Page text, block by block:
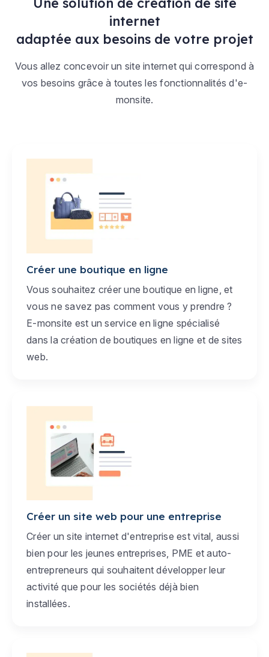
internet
adaptée aux besoins de votre projet
Vous allez concevoir un site internet qui correspond à
vos besoins grâce à toutes les fonctionnalités d'e-
monsite.
Créer une boutique en ligne
Vous souhaitez créer une boutique en ligne, et
vous ne savez pas comment vous y prendre ?
E-monsite est un service en ligne spécialisé
dans la création de boutiques en ligne et de sites
web.
Créer un site web pour une entreprise
Créer un site internet d'entreprise est vital, aussi
bien pour les jeunes entreprises, PME et auto-
entrepreneurs qui souhaitent développer leur
activité que pour les sociétés déjà bien
installées.